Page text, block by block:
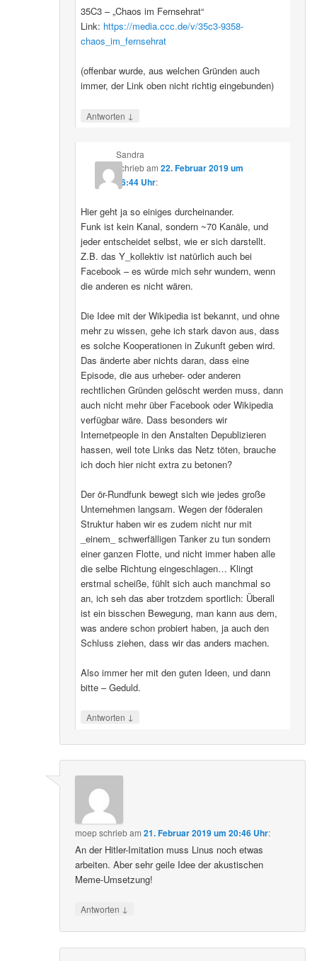
35C3 – „Chaos im Fernsehrat“
Link: https://media.ccc.de/v/35c3-9358-
chaos_im_fernsehrat
(offenbar wurde, aus welchen Gründen auch
immer, der Link oben nicht richtig eingebunden)
Antworten ↓
Sandra
schriebam 22. Februar 2019 um
16:44 Uhr:
Hier geht ja so einiges durcheinander.
Funk ist kein Kanal, sondern ~70 Kanäle, und
jeder entscheidet selbst, wie er sich darstellt.
Z.B. das Y_kollektiv ist natürlich auch bei
Facebook – es würde mich sehr wundern, wenn
die anderen es nicht wären.
Die Idee mit der Wikipedia ist bekannt, und ohne
mehr zu wissen, gehe ich stark davon aus, dass
es solche Kooperationen in Zukunft geben wird.
Das änderte aber nichts daran, dass eine
Episode, die aus urheber- oder anderen
rechtlichen Gründen gelöscht werden muss, dann
auch nicht mehr über Facebook oder Wikipedia
verfügbar wäre. Dass besonders wir
Internetpeople in den Anstalten Depublizieren
hassen, weil tote Links das Netz töten, brauche
ich doch hier nicht extra zu betonen?
Der ör-Rundfunk bewegt sich wie jedes große
Unternehmen langsam. Wegen der föderalen
Struktur haben wir es zudem nicht nur mit
_einem_ schwerfälligen Tanker zu tun sondern
einer ganzen Flotte, und nicht immer haben alle
die selbe Richtung eingeschlagen… Klingt
erstmal scheiße, fühlt sich auch manchmal so
an, ich seh das aber trotzdem sportlich: Überall
ist ein bisschen Bewegung, man kann aus dem,
was andere schon probiert haben, ja auch den
Schluss ziehen, dass wir das anders machen.
Also immer her mit den guten Ideen, und dann
bitte – Geduld.
Antworten ↓
moepschriebam21. Februar 2019 um 20:46 Uhr:
An der Hitler-Imitation muss Linus noch etwas
arbeiten. Aber sehr geile Idee der akustischen
Meme-Umsetzung!
Antworten ↓